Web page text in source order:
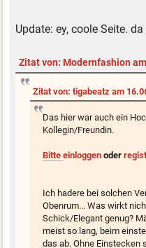
Update: ey, coole Seite.
Zitat von: Modernfashion
Zitat von: tigabeatz am
Das hier war auch ein
Kollegin/Freundin.
Bitte einloggenoder
Ich hadere bei solchen
Obenrum... Was wirkt
Schick/Elegant genug?
meist so lang, beim
das ab. Ohne Einstecken